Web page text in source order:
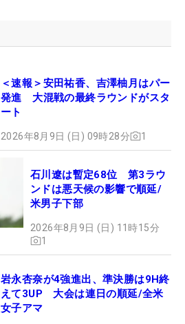
＜速報＞安田祐香、吉澤柚月はパー
発進 大混戦の最終ラウンドがスタ
ート
2026年8月9日 (日) 09時28分 1
石川遼は暫定68位 第3ラウ
ンドは悪天候の影響で順延/
米男子下部
2026年8月9日 (日) 11時15分
1
岩永杏奈が4強進出、準決勝は9H終
えて3UP 大会は連日の順延/全米
女子アマ